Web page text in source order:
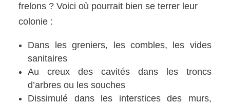
frelons ? Voici où pourrait bien se terrer leur
colonie :
Dans les greniers, les combles, les vides
sanitaires
Au creux des cavités dans les troncs
d’arbres ou les souches
Dissimulé dans les interstices des murs,